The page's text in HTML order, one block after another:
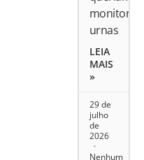
monitorar
urnas
LEIA
MAIS
»
29 de
julho
de
2026
Nenhum